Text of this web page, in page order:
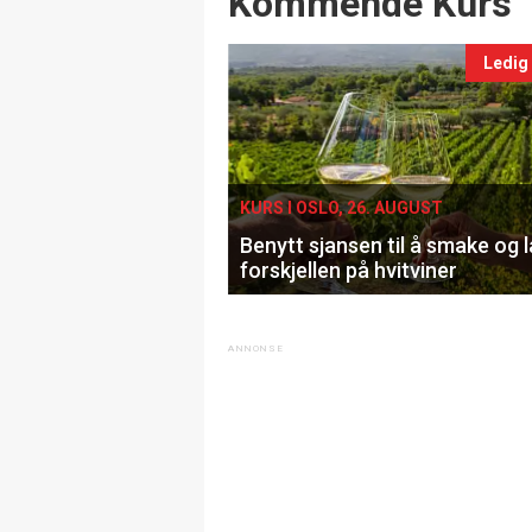
Ledig
KURS I OSLO, 26. AUGUST
Benytt sjansen til å smake og
forskjellen på hvitviner